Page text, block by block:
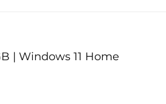
| Windows 11 Home